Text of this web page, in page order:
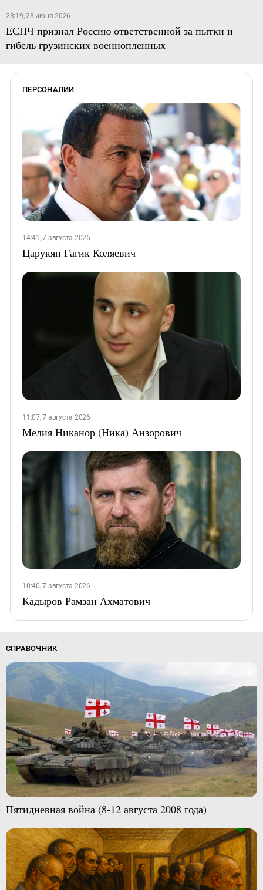
23:19, 23 июня 2026
ЕСПЧ признал Россию ответственной за пытки и
гибель грузинских военнопленных
ПЕРСОНАЛИИ
14:41, 7 августа 2026
Царукян Гагик Коляевич
11:07, 7 августа 2026
Мелия Никанор (Ника) Анзорович
10:40, 7 августа 2026
Кадыров Рамзан Ахматович
СПРАВОЧНИК
Пятидневная война (8-12 августа 2008 года)